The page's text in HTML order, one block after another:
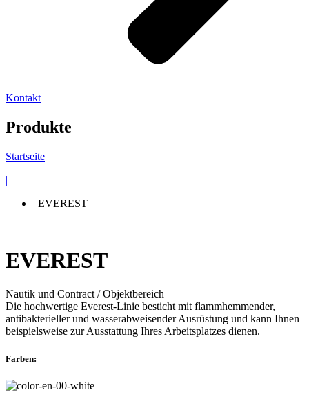
Kontakt
Produkte
Startseite
|
| EVEREST
EVEREST
Nautik und Contract / Objektbereich
Die hochwertige Everest-Linie besticht mit flammhemmender,
antibakterieller und wasserabweisender Ausrüstung und kann Ihnen
beispielsweise zur Ausstattung Ihres Arbeitsplatzes dienen.
Farben: